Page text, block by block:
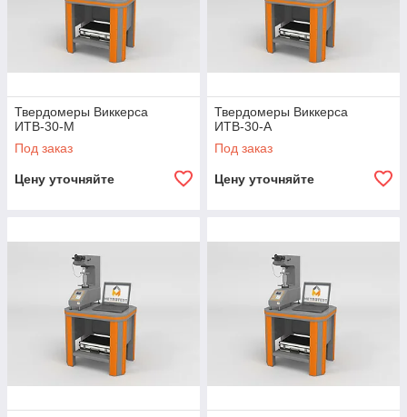
Твердомеры Виккерса
ИТВ-30-М
Под заказ
Цену уточняйте
Твердомеры Виккерса
ИТВ-30-А
Под заказ
Цену уточняйте